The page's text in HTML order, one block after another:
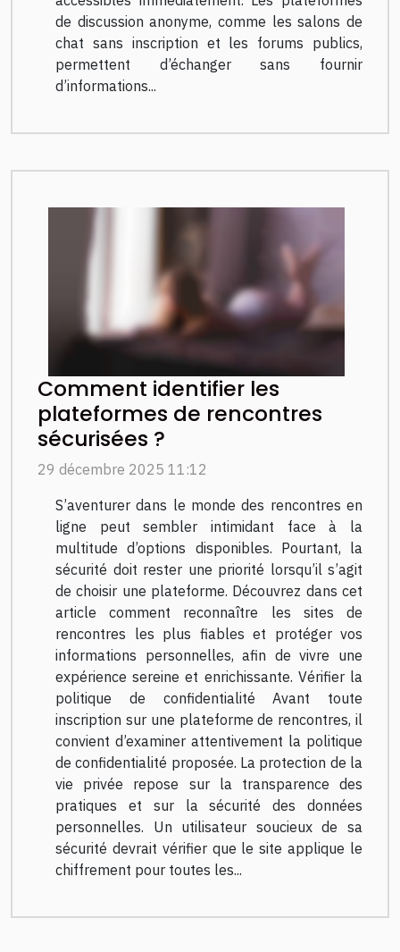
de discussion anonyme, comme les salons de
chat sans inscription et les forums publics,
permettent d’échanger sans fournir
d’informations...
Comment identifier les
plateformes de rencontres
sécurisées ?
29 décembre 2025 11:12
S’aventurer dans le monde des rencontres en
ligne peut sembler intimidant face à la
multitude d’options disponibles. Pourtant, la
sécurité doit rester une priorité lorsqu’il s’agit
de choisir une plateforme. Découvrez dans cet
article comment reconnaître les sites de
rencontres les plus fiables et protéger vos
informations personnelles, afin de vivre une
expérience sereine et enrichissante. Vérifier la
politique de confidentialité Avant toute
inscription sur une plateforme de rencontres, il
convient d’examiner attentivement la politique
de confidentialité proposée. La protection de la
vie privée repose sur la transparence des
pratiques et sur la sécurité des données
personnelles. Un utilisateur soucieux de sa
sécurité devrait vérifier que le site applique le
chiffrement pour toutes les...